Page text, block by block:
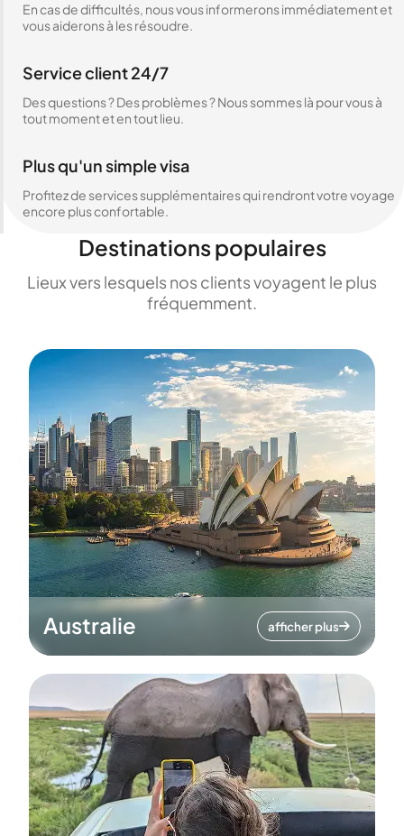
En cas de difficultés, nous vous informerons immédiatement et
vous aiderons à les résoudre.
Service client 24/7
Des questions ? Des problèmes ? Nous sommes là pour vous à
tout moment et en tout lieu.
Plus qu'un simple visa
Profitez de services supplémentaires qui rendront votre voyage
encore plus confortable.
Destinations populaires
Lieux vers lesquels nos clients voyagent le plus
fréquemment.
Australie afficher plus